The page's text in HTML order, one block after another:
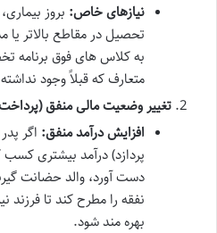
نیازهای خاص: بروز
تحصیل در مقاطع بالاتر یا
به کلاس های فوق برنامه
متعارف که قبلاً وجود
تغییر وضعیت مالی منفق
افزایش درآمد منفق: اگر
پردازد) درآمد بیشتری
دست آورد، والد حضانت
نفقه را مطرح کند تا فرزند
بهره مند شود.